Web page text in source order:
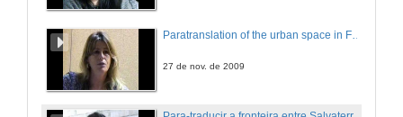
Paratranslation of the urban space in Fafe II. An example of micro-cosmopolitanism
27 de nov. de 2009